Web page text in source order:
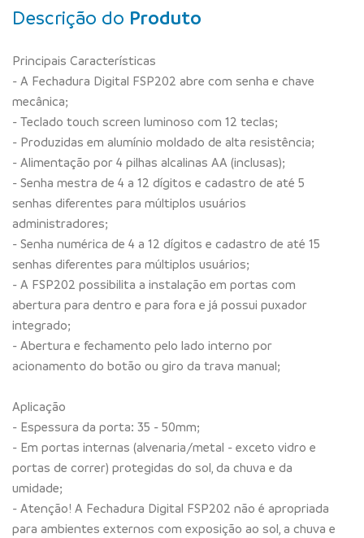
Descrição do Produto
Principais Características
- A Fechadura Digital FSP202 abre com senha e chave
mecânica;
- Teclado touch screen luminoso com 12 teclas;
- Produzidas em alumínio moldado de alta resistência;
- Alimentação por 4 pilhas alcalinas AA (inclusas);
- Senha mestra de 4 a 12 dígitos e cadastro de até 5
senhas diferentes para múltiplos usuários
administradores;
- Senha numérica de 4 a 12 dígitos e cadastro de até 15
senhas diferentes para múltiplos usuários;
- A FSP202 possibilita a instalação em portas com
abertura para dentro e para fora e já possui puxador
integrado;
- Abertura e fechamento pelo lado interno por
acionamento do botão ou giro da trava manual;
Aplicação
- Espessura da porta: 35 - 50mm;
- Em portas internas (alvenaria/metal - exceto vidro e
portas de correr) protegidas do sol, da chuva e da
umidade;
- Atenção! A Fechadura Digital FSP202 não é apropriada
para ambientes externos com exposição ao sol, a chuva e